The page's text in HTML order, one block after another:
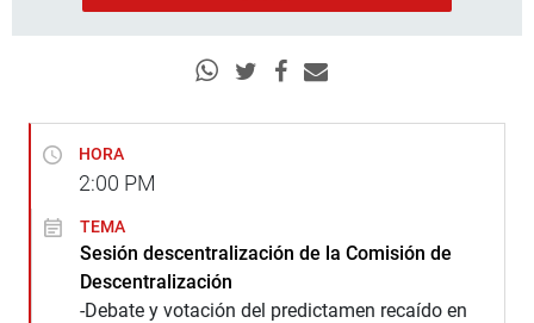
HORA
2:00 PM
TEMA
Sesión descentralización de la Comisión de
Descentralización
-Debate y votación del predictamen recaído en